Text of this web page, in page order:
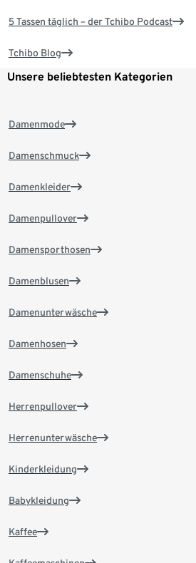
5 Tassen täglich – der Tchibo Podcast
Tchibo Blog
Unsere beliebtesten Kategorien
Damenmode
Damenschmuck
Damenkleider
Damenpullover
Damensporthosen
Damenblusen
Damenunterwäsche
Damenhosen
Damenschuhe
Herrenpullover
Herrenunterwäsche
Kinderkleidung
Babykleidung
Kaffee